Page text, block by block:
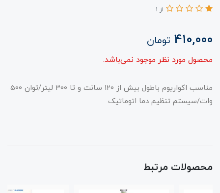
از 1
410,000 تومان
محصول مورد نظر موجود نمی‌باشد.
مناسب اکواریوم باطول بیش از 120 سانت و تا 300 لیتر/توان 500
وات/سیستم تنظیم دما اتوماتیک
محصولات مرتبط